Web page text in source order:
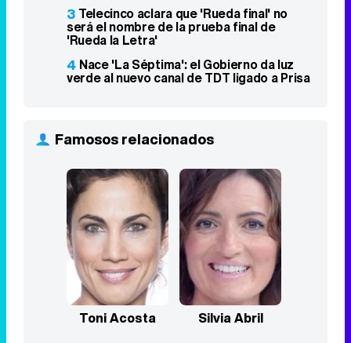
3 Telecinco aclara que 'Rueda final' no
será el nombre de la prueba final de
'Rueda la Letra'
4 Nace 'La Séptima': el Gobierno da luz
verde al nuevo canal de TDT ligado a Prisa
Famosos relacionados
Toni Acosta Silvia Abril